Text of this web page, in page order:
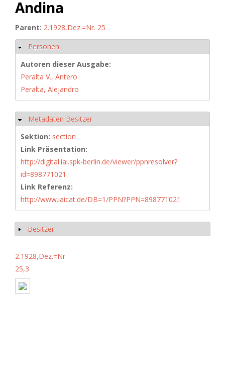
Andina
Parent: 2.1928,Dez.=Nr. 25
Hide
Personen
Autoren dieser Ausgabe:
Peralta V., Antero
Peralta, Alejandro
Hide
Metadaten Besitzer
Sektion: section
Link Präsentation:
http://digital.iai.spk-berlin.de/viewer/ppnresolver?
id=898771021
Link Referenz:
http://www.iaicat.de/DB=1/PPN?PPN=898771021
Show
Besitzer
2.1928,Dez.=Nr.
25,3